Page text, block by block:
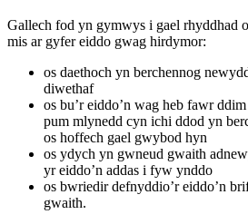
Gallech fod yn gymwys i gael rhyddhad
mis ar gyfer eiddo gwag hirdymor:
os daethoch yn berchennog
diwethaf
os bu’r eiddo’n wag heb fawr
pum mlynedd cyn ichi ddod yn
os hoffech gael gwybod hyn
os ydych yn gwneud gwaith
yr eiddo’n addas i fyw ynddo
os bwriedir defnyddio’r eiddo’n
gwaith.